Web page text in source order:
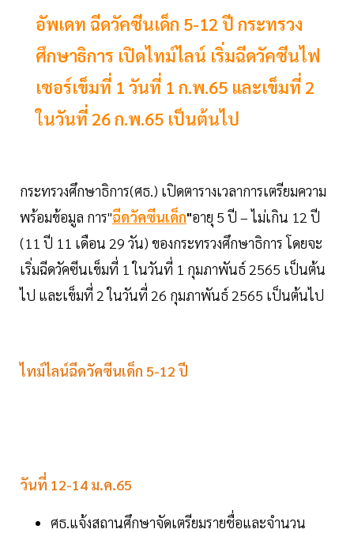
อัพเดท ฉีดวัคซีนเด็ก 5-12 ปี กระทรวง
ศึกษาธิการ เปิดไทม์ไลน์ เริ่มฉีดวัคซีนไฟ
เซอร์เข็มที่ 1 วันที่ 1 ก.พ.65 และเข็มที่ 2
ในวันที่ 26 ก.พ.65 เป็นต้นไป
กระทรวงศึกษาธิการ(ศธ.) เปิดตารางเวลาการเตรียมความ
พร้อมข้อมูล การ"ฉีดวัคซีนเด็ก"อายุ 5 ปี – ไม่เกิน 12 ปี
(11 ปี 11 เดือน 29 วัน) ของกระทรวงศึกษาธิการ โดยจะ
เริ่มฉีดวัคซีนเข็มที่ 1 ในวันที่ 1 กุมภาพันธ์ 2565 เป็นต้น
ไป และเข็มที่ 2 ในวันที่ 26 กุมภาพันธ์ 2565 เป็นต้นไป
ไทม์ไลน์ฉีดวัคซีนเด็ก 5-12 ปี
วันที่ 12-14 ม.ค.65
ศธ.แจ้งสถานศึกษาจัดเตรียมรายชื่อและจำนวน